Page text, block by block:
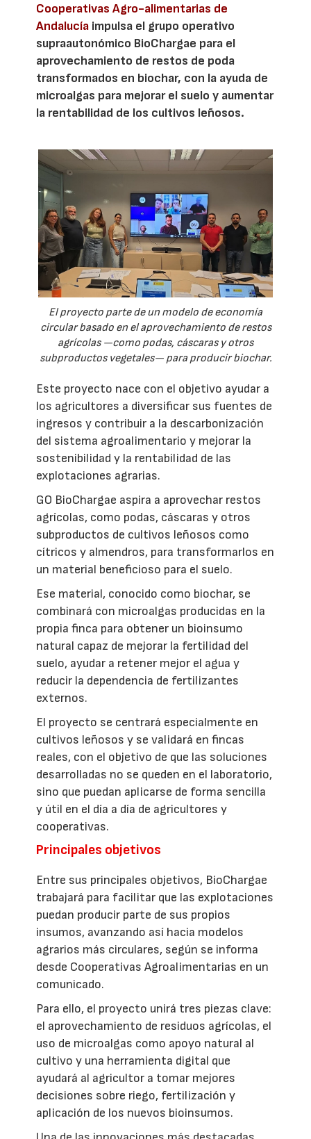
Cooperativas Agro-alimentarias de
Andalucía impulsa el grupo operativo
supraautonómico BioChargae para el
aprovechamiento de restos de poda
transformados en biochar, con la ayuda de
microalgas para mejorar el suelo y aumentar
la rentabilidad de los cultivos leñosos.
El proyecto parte de un modelo de economía
circular basado en el aprovechamiento de restos
agrícolas —como podas, cáscaras y otros
subproductos vegetales— para producir biochar.
Este proyecto nace con el objetivo ayudar a
los agricultores a diversificar sus fuentes de
ingresos y contribuir a la descarbonización
del sistema agroalimentario y mejorar la
sostenibilidad y la rentabilidad de las
explotaciones agrarias.
GO BioChargae aspira a aprovechar restos
agrícolas, como podas, cáscaras y otros
subproductos de cultivos leñosos como
cítricos y almendros, para transformarlos en
un material beneficioso para el suelo.
Ese material, conocido como biochar, se
combinará con microalgas producidas en la
propia finca para obtener un bioinsumo
natural capaz de mejorar la fertilidad del
suelo, ayudar a retener mejor el agua y
reducir la dependencia de fertilizantes
externos.
El proyecto se centrará especialmente en
cultivos leñosos y se validará en fincas
reales, con el objetivo de que las soluciones
desarrolladas no se queden en el laboratorio,
sino que puedan aplicarse de forma sencilla
y útil en el día a día de agricultores y
cooperativas.
Principales objetivos
Entre sus principales objetivos, BioChargae
trabajará para facilitar que las explotaciones
puedan producir parte de sus propios
insumos, avanzando así hacia modelos
agrarios más circulares, según se informa
desde Cooperativas Agroalimentarias en un
comunicado.
Para ello, el proyecto unirá tres piezas clave:
el aprovechamiento de residuos agrícolas, el
uso de microalgas como apoyo natural al
cultivo y una herramienta digital que
ayudará al agricultor a tomar mejores
decisiones sobre riego, fertilización y
aplicación de los nuevos bioinsumos.